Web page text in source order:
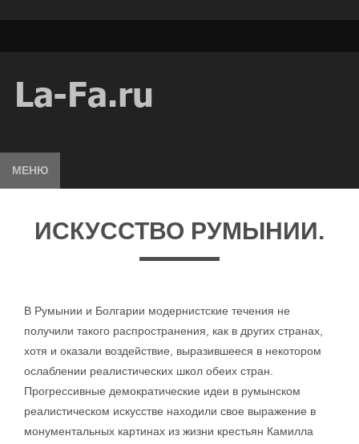
МЕНЮ
ИСКУССТВО РУМЫНИИ.
В Румынии и Болгарии модернистские течения не
получили такого распространения, как в других странах,
хотя и оказали воздействие, выразившееся в некотором
ослаблении реалистических школ обеих стран.
Прогрессивные демократические идеи в румынском
реалистическом искусстве находили свое выражение в
монументальных картинах из жизни крестьян Камилла